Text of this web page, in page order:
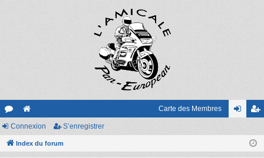
or
u
e
sit
Carte des Membres
nr
Connexion S’enregistrer
Index du forum